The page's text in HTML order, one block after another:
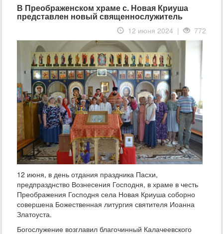
В Преображенском храме с. Новая Криуша
представлен новый священнослужитель
12 июня 2024 | 772
12 июня, в день отдания праздника Пасхи,
предпразднство Вознесения Господня, в храме в честь
Преображения Господня села Новая Криуша соборно
совершена Божественная литургия святителя Иоанна
Златоуста.
Богослужение возглавил благочинный Калачеевского